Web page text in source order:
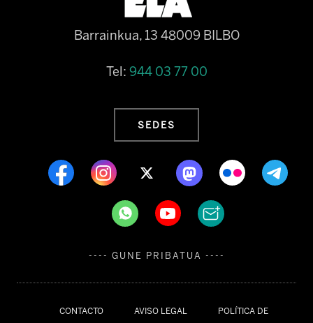
CONTACTO AVISO LEGAL POLÍTICA DE
Barrainkua, 13 48009 BILBO
Tel: 944 03 77 00
SEDES
---- GUNE PRIBATUA ----